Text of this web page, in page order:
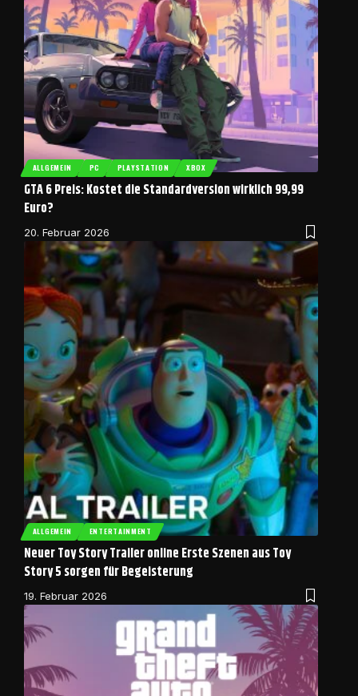
ALLGEMEIN PC PLAYSTATION XBOX
GTA 6 Preis: Kostet die Standardversion wirklich 99,99
Euro?
20. Februar 2026
ALLGEMEIN ENTERTAINMENT
Neuer Toy Story Trailer online Erste Szenen aus Toy
Story 5 sorgen für Begeisterung
19. Februar 2026